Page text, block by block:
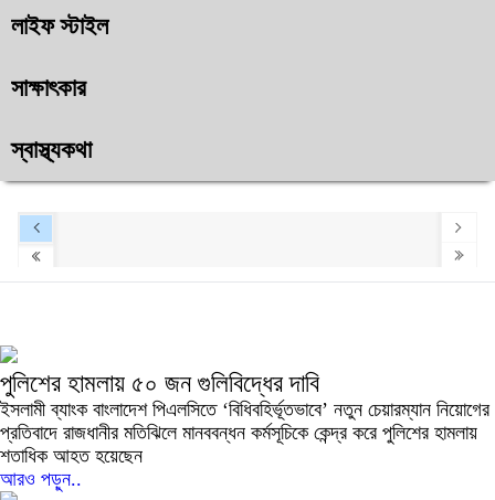
লাইফ স্টাইল
সাক্ষাৎকার
স্বাস্থ্যকথা
পুলিশের হামলায় ৫০ জন গুলিবিদ্ধের দাবি
ইসলামী ব্যাংক বাংলাদেশ পিএলসিতে ‘বিধিবহির্ভূতভাবে’ নতুন চেয়ারম্যান নিয়োগের
প্রতিবাদে রাজধানীর মতিঝিলে মানববন্ধন কর্মসূচিকে কেন্দ্র করে পুলিশের হামলায়
শতাধিক আহত হয়েছেন
আরও পড়ুন..